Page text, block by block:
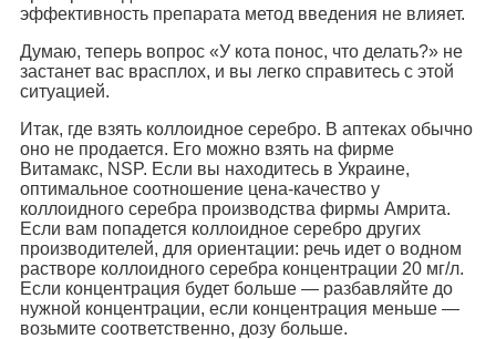
эффективность препарата метод введения не влияет.
Думаю, теперь вопрос «У кота понос, что делать?» не
застанет вас врасплох, и вы легко справитесь с этой
ситуацией.
Итак, где взять коллоидное серебро. В аптеках обычно
оно не продается. Его можно взять на фирме
Витамакс, NSP. Если вы находитесь в Украине,
оптимальное соотношение цена-качество у
коллоидного серебра производства фирмы Амрита.
Если вам попадется коллоидное серебро других
производителей, для ориентации: речь идет о водном
растворе коллоидного серебра концентрации 20 мг/л.
Если концентрация будет больше — разбавляйте до
нужной концентрации, если концентрация меньше —
возьмите соответственно, дозу больше.